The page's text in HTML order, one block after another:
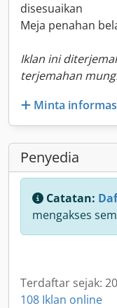
disesuaikan
Meja penahan
Iklan ini
terjemahan
Minta
Penyedia
Catatan:
mengakses
Terdaftar sejak:
108 Iklan online